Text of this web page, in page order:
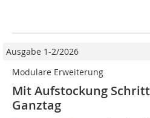
Ausgabe 1-2/2026
Modulare Erweiterung
Mit Aufstockung
Ganztag